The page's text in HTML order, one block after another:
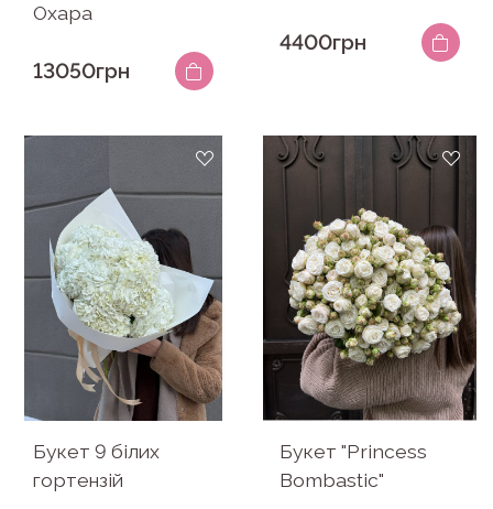
Охара
13050грн
4400грн
Букет 9 білих
гортензій
Букет "Princess
Bombastic"